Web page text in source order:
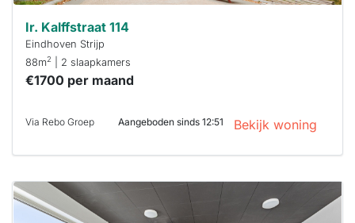
Ir. Kalffstraat 114
Eindhoven Strijp
88m2 | 2 slaapkamers
€1700 per maand
Via Rebo Groep Aangeboden sinds 12:51 Bekijk woning
Deze woning
is